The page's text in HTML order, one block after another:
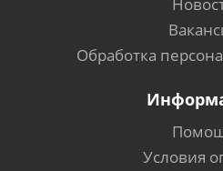
Обработка
Условия